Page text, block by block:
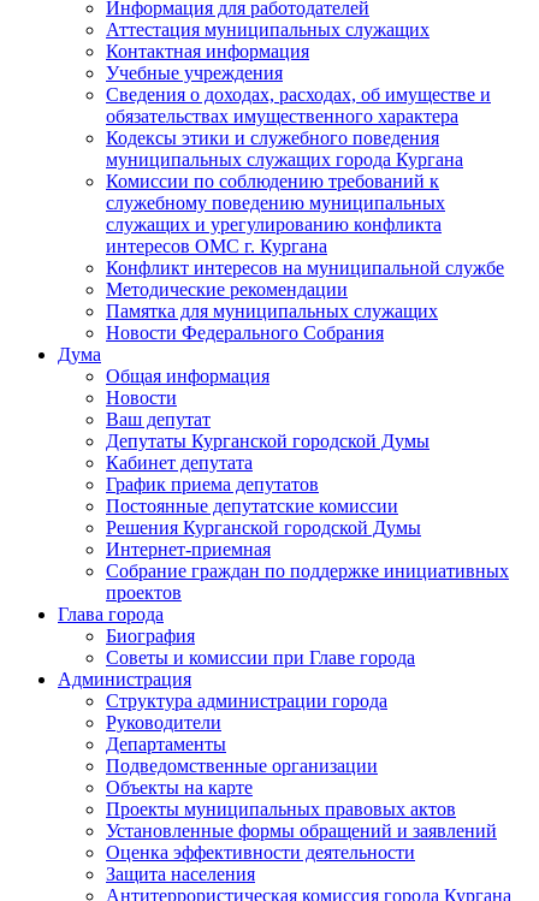
Информация для работодателей
Аттестация муниципальных служащих
Контактная информация
Учебные учреждения
Сведения о доходах, расходах, об имуществе и
обязательствах имущественного характера
Кодексы этики и служебного поведения
муниципальных служащих города Кургана
Комиссии по соблюдению требований к
служебному поведению муниципальных
служащих и урегулированию конфликта
интересов ОМС г. Кургана
Конфликт интересов на муниципальной службе
Методические рекомендации
Памятка для муниципальных служащих
Новости Федерального Cобрания
Дума
Общая информация
Новости
Ваш депутат
Депутаты Курганской городской Думы
Кабинет депутата
График приема депутатов
Постоянные депутатские комиссии
Решения Курганской городской Думы
Интернет-приемная
Собрание граждан по поддержке инициативных
проектов
Глава города
Биография
Советы и комиссии при Главе города
Администрация
Структура администрации города
Руководители
Департаменты
Подведомственные организации
Объекты на карте
Проекты муниципальных правовых актов
Установленные формы обращений и заявлений
Оценка эффективности деятельности
Защита населения
Антитеррористическая комиссия города Кургана